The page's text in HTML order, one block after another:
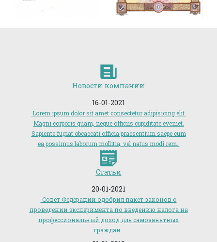
Новости компании
16-01-2021
Lorem ipsum dolor sit amet consectetur adipisicing elit.
Magni corporis quam, neque officiis cupiditate eveniet.
Sapiente fugiat obcaecati officia praesentium saepe cum
ea possimus laborum mollitia, vel natus modi rem.
Статьи
20-01-2021
Совет Федерации одобрил пакет законов о
проведении эксперимента по введению налога на
профессиональный доход для самозанятных
граждан.